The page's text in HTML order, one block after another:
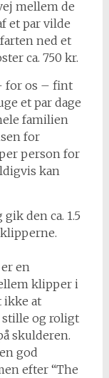
mellem de
et par vilde
ned et
ca. 750 kr.
for os – fint
et par dage
familien
for
person for
kan
den ca. 1.5
en
klipper i
ikke at
stille og roligt
skulderen.
god
efter “The